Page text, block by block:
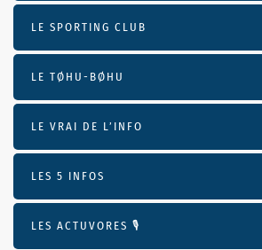
LE SPORTING CLUB
LE TØHU-BØHU
LE VRAI DE L’INFO
LES 5 INFOS
LES ACTUVORES 🎙